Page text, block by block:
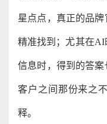
星点点，真正的品
精准找到；尤其在
信息时，得到的答
客户之间那份来之
释。